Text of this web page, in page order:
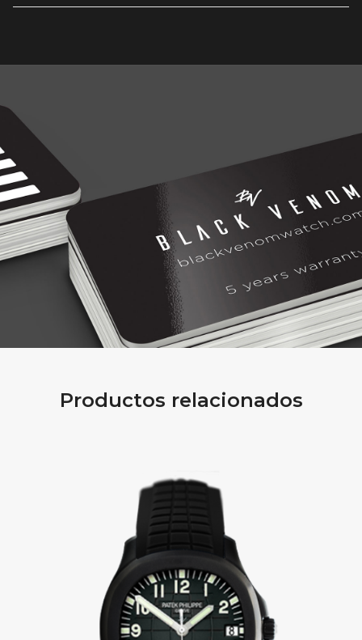
Productos relacionados